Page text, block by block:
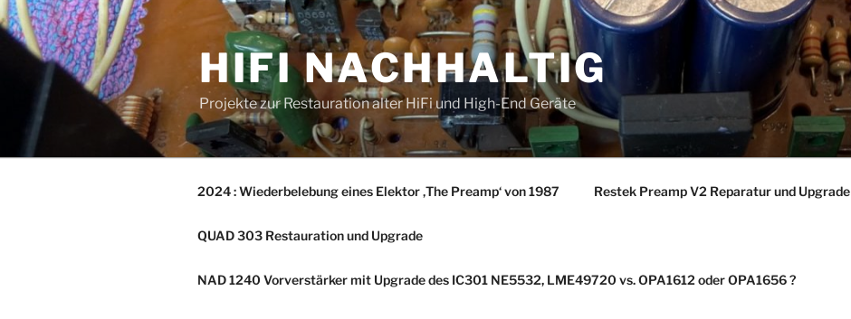
Zum
Inhalt
springen
HIFI NACHHALTIG
Projekte zur Restauration alter HiFi und High-End Geräte
2024 : Wiederbelebung eines Elektor ‚The Preamp‘ von 1987 Restek Preamp V2 Reparatur und Upgrade
QUAD 303 Restauration und Upgrade
NAD 1240 Vorverstärker mit Upgrade des IC301 NE5532, LME49720 vs. OPA1612 oder OPA1656 ?